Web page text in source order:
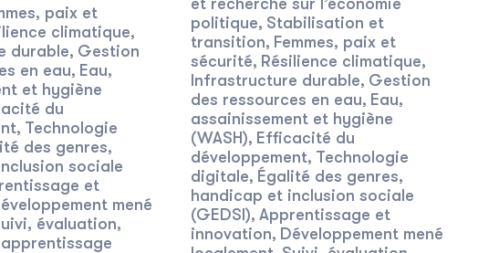
paix et
climatique,
durable, Gestion
en eau, Eau,
et hygiène
du
, Technologie
des genres,
sociale
et
mené
évaluation,
et recherche sur l’économie
politique, Stabilisation et
transition, Femmes, paix et
sécurité, Résilience climatique,
Infrastructure durable, Gestion
des ressources en eau, Eau,
assainissement et hygiène
(WASH), Efficacité du
développement, Technologie
digitale, Égalité des genres,
handicap et inclusion sociale
(GEDSI), Apprentissage et
innovation, Développement mené